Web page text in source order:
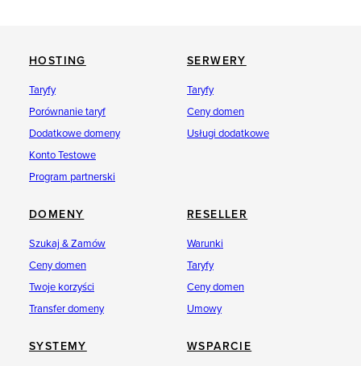
HOSTING
Taryfy
Porównanie taryf
Dodatkowe domeny
Konto Testowe
Program partnerski
SERWERY
Taryfy
Ceny domen
Usługi dodatkowe
DOMENY
Szukaj & Zamów
Ceny domen
Twoje korzyści
Transfer domeny
RESELLER
Warunki
Taryfy
Ceny domen
Umowy
SYSTEMY WSPARCIE